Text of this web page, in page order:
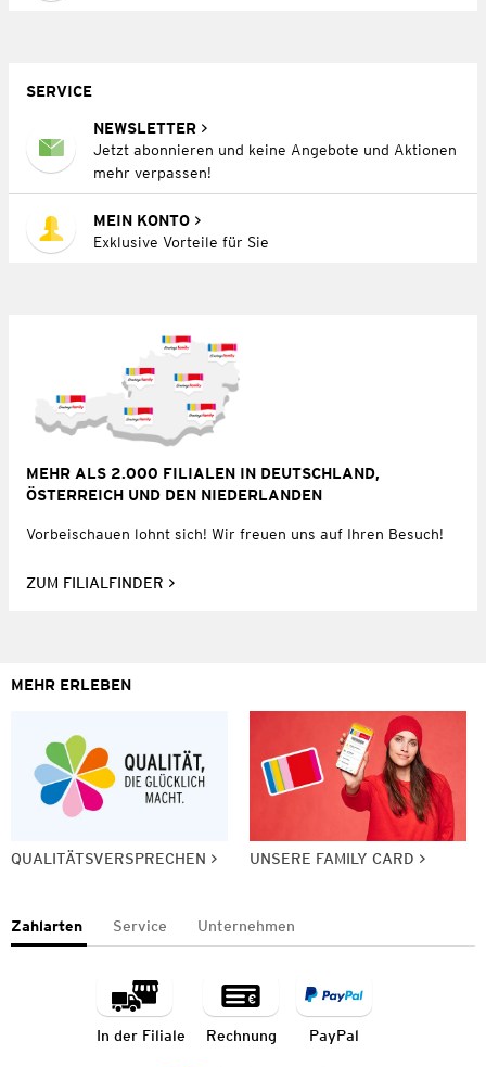
SERVICE
NEWSLETTER
Jetzt abonnieren und keine Angebote und Aktionen
mehr verpassen!
MEIN KONTO
Exklusive Vorteile für Sie
MEHR ALS 2.000 FILIALEN IN DEUTSCHLAND,
ÖSTERREICH UND DEN NIEDERLANDEN
Vorbeischauen lohnt sich! Wir freuen uns auf Ihren Besuch!
ZUM FILIALFINDER
MEHR ERLEBEN
QUALITÄTSVERSPRECHEN UNSERE FAMILY CARD
Zahlarten Service Unternehmen
In der Filiale Rechnung PayPal